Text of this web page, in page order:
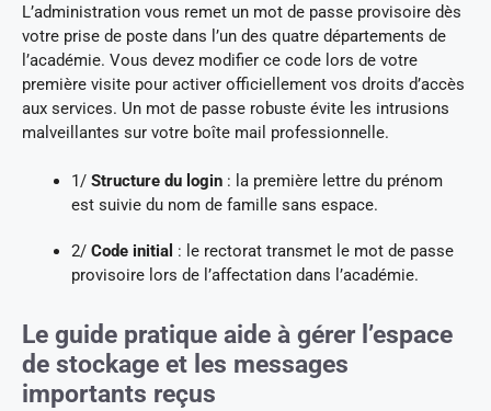
L’administration vous remet un mot de passe provisoire dès
votre prise de poste dans l’un des quatre départements de
l’académie. Vous devez modifier ce code lors de votre
première visite pour activer officiellement vos droits d’accès
aux services. Un mot de passe robuste évite les intrusions
malveillantes sur votre boîte mail professionnelle.
1/ Structure du login : la première lettre du prénom
est suivie du nom de famille sans espace.
2/ Code initial : le rectorat transmet le mot de passe
provisoire lors de l’affectation dans l’académie.
Le guide pratique aide à gérer l’espace
de stockage et les messages
importants reçus